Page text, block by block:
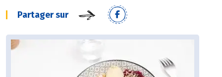
Partager sur